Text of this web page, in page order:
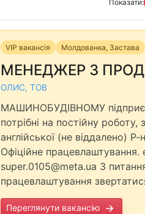
Показати:
VIP вакансія Молдованка, Застава
МЕНЕДЖЕР З
ОЛИС, ТОВ
МАШИНОБУДІВНОМУ
потрібні на постійну роботу,
англійської (не віддалено)
Офіційне працевлаштування.
super.0105@meta.ua З
працевлаштування
Переглянути вакансію